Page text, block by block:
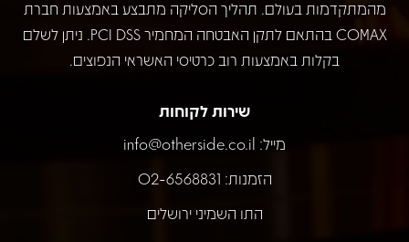
מהמתקדמות בעולם. תהליך הסליקה מתבצע באמצעות חברת
COMAX בהתאם לתקן האבטחה המחמיר PCI DSS. ניתן לשלם
בקלות באמצעות רוב כרטיסי האשראי הנפוצים.
שירות לקוחות
מייל: info@otherside.co.il
הזמנות: 02-6568831
התו השמיני ירושלים